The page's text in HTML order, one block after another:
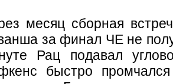
месяц сборная
за финал ЧЕ не
Рац подавал
быстро